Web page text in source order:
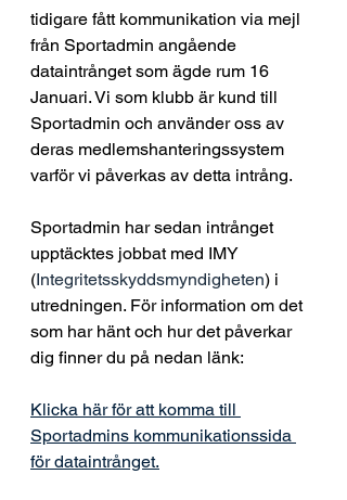
tidigare fått kommunikation via mejl
från Sportadmin angående
dataintrånget som ägde rum 16
Januari. Vi som klubb är kund till
Sportadmin och använder oss av
deras medlemshanteringssystem
varför vi påverkas av detta intrång.
Sportadmin har sedan intrånget
upptäcktes jobbat med IMY
(Integritetsskyddsmyndigheten) i
utredningen. För information om det
som har hänt och hur det påverkar
dig finner du på nedan länk:
Klicka här för att komma till
Sportadmins kommunikationssida
för dataintrånget.